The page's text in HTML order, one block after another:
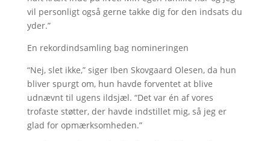
vil personligt også gerne takke dig for den indsats du
yder.”
En rekordindsamling bag nomineringen
“Nej, slet ikke,” siger Iben Skovgaard Olesen, da hun
bliver spurgt om, hun havde forventet at blive
udnævnt til ugens ildsjæl. “Det var én af vores
trofaste støtter, der havde indstillet mig, så jeg er
glad for opmærksomheden.”